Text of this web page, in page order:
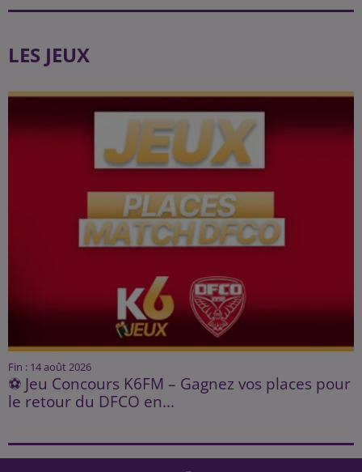
LES JEUX
Fin : 14 août 2026
⚽ Jeu Concours K6FM – Gagnez vos places pour
le retour du DFCO en...